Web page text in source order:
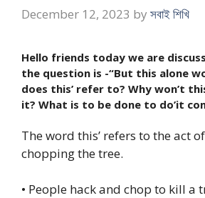
December 12, 2023 by সবাই শিখি
Hello friends today we are
the question is -“But this alone
does this’ refer to? Why won’t
it? What is to be done to do’it
The word this’ refers to the act
chopping the tree.
• People hack and chop to kill a